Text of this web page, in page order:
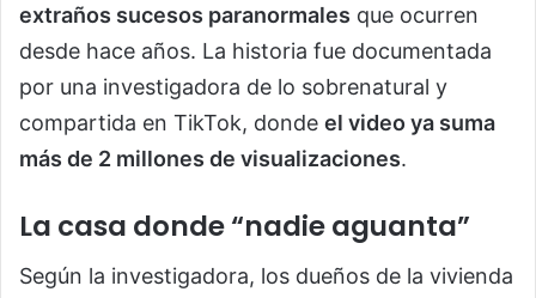
extraños sucesos paranormales que ocurren
desde hace años. La historia fue documentada
por una investigadora de lo sobrenatural y
compartida en TikTok, donde el video ya suma
más de 2 millones de visualizaciones.
La casa donde “nadie aguanta”
Según la investigadora, los dueños de la vivienda